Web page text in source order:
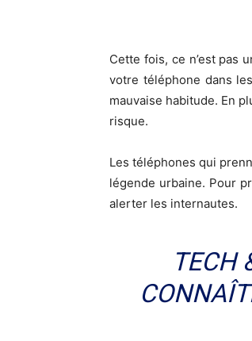
Cette fois, ce n’est pas
votre téléphone dans
mauvaise habitude. En
risque.
Les téléphones qui
légende urbaine. Pour
alerter les internautes.
TECH